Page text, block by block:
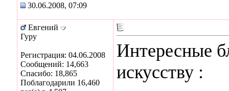
30.06.2008, 07:09
Евгений
Гуру
Регистрация: 04.06.2008
Сообщений: 14,663
Спасибо: 18,865
Поблагодарили 16,460
Интересные
искусству :